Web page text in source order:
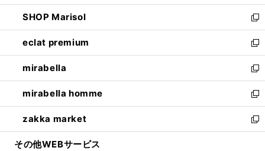
開
く
ウ
で
開
く
ン
ド
ウ
で
開
く
ウ
ィ
ン
ド
ウ
で
開
く
し
い
ウ
ィ
ン
ド
ウ
で
開
く
SHOP Marisol
新
し
い
ウ
ィ
ン
ド
ウ
で
開
eclat premium
新
し
い
ウ
ィ
ン
ド
ウ
mirabella
新
し
い
ウ
ィ
ン
mirabella homme
新
し
い
ウ
zakka market
新
し
その他WEBサービス